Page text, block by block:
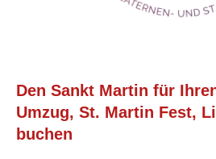
Den Sankt Martin für
Umzug, St. Martin Fest,
buchen